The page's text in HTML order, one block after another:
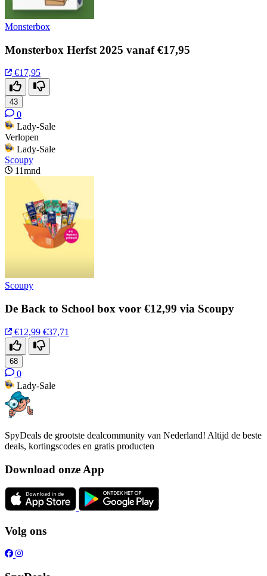
Monsterbox
Monsterbox Herfst 2025 vanaf €17,95
€17,95
43
0
Lady-Sale
Verlopen
Lady-Sale
Scoupy
11mnd
Scoupy
De Back to School box voor €12,99 via Scoupy
€12,99 €37,71
68
0
Lady-Sale
SpyDeals de grootste dealcommunity van Nederland! Altijd de beste
deals, kortingscodes en gratis producten
Download onze App
Volg ons